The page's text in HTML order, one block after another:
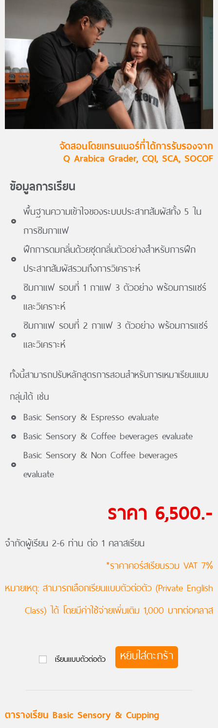
จัดสอนโดยเทรนเนอร์ที่ได้การรับรองจาก
Q Arabica Grader, CQI, SCA, SOCOF
ข้อมููลการเรียน
พื้นฐานความเข้าใจของระบบประสาทสัมผัสทั้ง 5 ใน
การชิมกาแฟ
ฝึกการดมกลิ่นด้วยชุดกลิ่นตัวอย่างสำหรับการฝึก
ประสาทสัมผัสรวมถึงการวิเคราะห์
ชิมกาแฟ รอบที่ 1 กาแฟ 3 ตัวอย่าง พร้อมการแชร์
และวิเคราะห์
ชิมกาแฟ รอบที่ 2 กาแฟ 3 ตัวอย่าง พร้อมการแชร์
และวิเคราะห์
ทั้งนี้สามารถปรับหลักสูตรการสอนสำหรับการเหมาเรียนแบบ
กลุ่มได้ เช่น
Basic Sensory & Espresso evaluate
Basic Sensory & Coffee beverages evaluate
Basic Sensory & Non Coffee beverages
evaluate
ราคา 6,500.-
จำกัดผู้เรียน 2-6 ท่าน ต่อ 1 คลาสเรียน
*ราคาคอร์สเรียนรวม VAT 7%
หมายเหตุ: สามารถเลือกเรียนแบบตัวต่อตัว (Private English
Class) ได้ โดยมีค่าใช้จ่ายเพิ่มเติม 1,000 บาทต่อคลาส
เรียนแบบตัวต่อตัว หยิบใส่ตะกร้า
ตารางเรียน Basic Sensory & Cupping